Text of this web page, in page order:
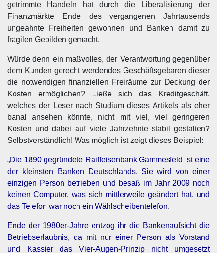
getrimmte Handeln hat durch die Liberalisierung der
Finanzmärkte Ende des vergangenen Jahrtausends
ungeahnte Freiheiten gewonnen und Banken damit zu
fragilen Gebilden gemacht.
Würde denn ein maßvolles, der Verantwortung gegenüber
dem Kunden gerecht werdendes Geschäftsgebaren dieser
die notwendigen finanziellen Freiräume zur Deckung der
Kosten ermöglichen? Ließe sich das Kreditgeschäft,
welches der Leser nach Studium dieses Artikels als eher
banal ansehen könnte, nicht mit viel, viel geringeren
Kosten und dabei auf viele Jahrzehnte stabil gestalten?
Selbstverständlich! Was möglich ist zeigt dieses Beispiel:
„Die 1890 gegründete Raiffeisenbank Gammesfeld ist eine
der kleinsten Banken Deutschlands. Sie wird von einer
einzigen Person betrieben und besaß im Jahr 2009 noch
keinen Computer, was sich mittlerweile geändert hat, und
das Telefon war noch ein Wählscheibentelefon.
Ende der 1980er-Jahre entzog ihr die Bankenaufsichtdie
Betriebserlaubnis, da mit nur einer Person als Vorstand
und Kassier das Vier-Augen-Prinzipnicht umgesetzt